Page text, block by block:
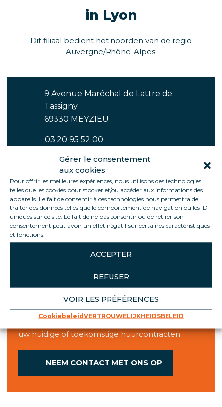
Gérer le consentement
aux cookies
Pour offrir les meilleures expériences, nous utilisons des technologies
telles que les cookies pour stocker et/ou accéder aux informations des
appareils. Le fait de consentir à ces technologies nous permettra de
traiter des données telles que le comportement de navigation ou les ID
uniques sur ce site. Le fait de ne pas consentir ou de retirer son
consentement peut avoir un effet négatif sur certaines caractéristiques
et fonctions.
ACCEPTER
REFUSER
VOIR LES PRÉFÉRENCES
CookiebeleidVERTROUWELIJKHEIDSBELEID
in Lyon
Dit filiaal bedient het noorden van de regio
Auvergne/Rhône-Alpes.
9 Avenue Maréchal de Lattre de
Tassigny
69330 MEYZIEU
03 20 95 52 00
Openingstijden
Agentschap
Kades
Maandag
7h45 - 16h30
8h-12h/13h30-15h30
Dinsdag
7h45 - 16h30
8h-12h/13h30-15h30
Woensdag
7h45 - 16h30
8h-12h/13h30-15h30
Donderdag
7h45 - 16h45 8h-12h/13h30-15h30
LUISTEREN NAAR U
uw huidige of toekomstige huurcontracten.
NEEM CONTACT MET ONS OP